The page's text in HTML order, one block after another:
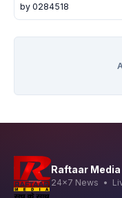
by 0284518
Raftaar Media
24x7 News •